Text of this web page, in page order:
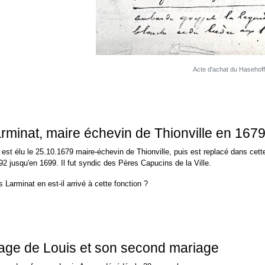
Acte d'achat du Hasehoff
maire échevin de Thionville en 1679
élu le 25.10.1679 maire-échevin de Thionville, puis est replacé dans
jusqu'en 1699. Il fut syndic des Pères Capucins de la Ville.
Larminat en est-il arrivé à cette fonction ?
de Louis et son second mariage